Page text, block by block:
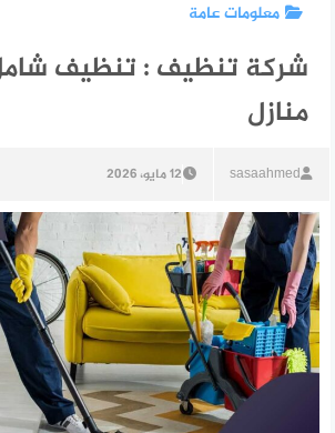
معلومات عامة
شركة تنظيف : تنظيف
منازل
sasaahmed 12 مايو، 2026